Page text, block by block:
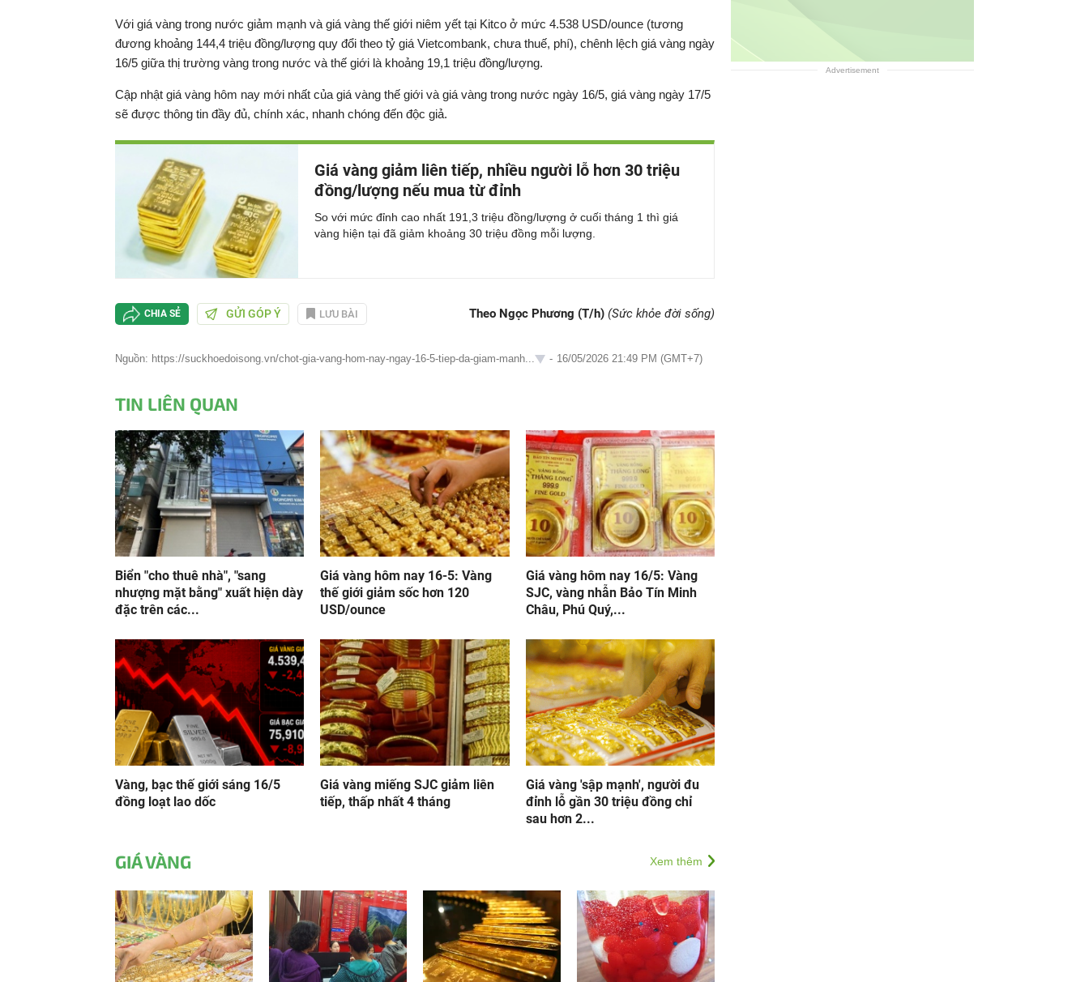
Với giá vàng trong nước giảm mạnh và giá vàng thế giới niêm yết tại Kitco ở mức 4.538 USD/ounce (tương
đương khoảng 144,4 triệu đồng/lượng quy đổi theo tỷ giá Vietcombank, chưa thuế, phí), chênh lệch giá vàng ngày
16/5 giữa thị trường vàng trong nước và thế giới là khoảng 19,1 triệu đồng/lượng.
Cập nhật giá vàng hôm nay mới nhất của giá vàng thế giới và giá vàng trong nước ngày 16/5, giá vàng ngày 17/5
sẽ được thông tin đầy đủ, chính xác, nhanh chóng đến độc giả.
Giá vàng giảm liên tiếp, nhiều người lỗ hơn 30 triệu
đồng/lượng nếu mua từ đỉnh
So với mức đỉnh cao nhất 191,3 triệu đồng/lượng ở cuối tháng 1 thì giá
vàng hiện tại đã giảm khoảng 30 triệu đồng mỗi lượng.
CHIA SẺ GỬI GÓP Ý LƯU BÀI Theo Ngọc Phương (T/h) (Sức khỏe đời sống)
Nguồn: https://suckhoedoisong.vn/chot-gia-vang-hom-nay-ngay-16-5-tiep-da-giam-manh... - 16/05/2026 21:49 PM (GMT+7)
TIN LIÊN QUAN
Biển "cho thuê nhà", "sang
nhượng mặt bằng" xuất hiện dày
đặc trên các...
Giá vàng hôm nay 16-5: Vàng
thế giới giảm sốc hơn 120
USD/ounce
Giá vàng hôm nay 16/5: Vàng
SJC, vàng nhẫn Bảo Tín Minh
Châu, Phú Quý,...
Vàng, bạc thế giới sáng 16/5
đồng loạt lao dốc
Giá vàng miếng SJC giảm liên
tiếp, thấp nhất 4 tháng
Giá vàng 'sập mạnh', người đu
đỉnh lỗ gần 30 triệu đồng chỉ
sau hơn 2...
GIÁ VÀNG Xem thêm
Advertisement